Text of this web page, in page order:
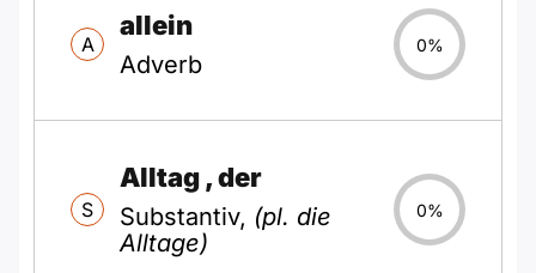
A
allein
Adverb
0%
S
Alltag , der
Substantiv, (pl. die
Alltage)
0%